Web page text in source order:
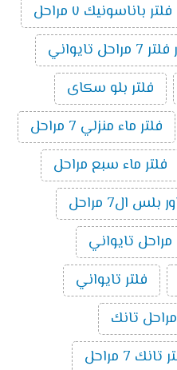
فلتر باناسونيك ٧ مراحل
تايواني
فلتر بلو سكاى
فلتر ماء منزلي 7 مراحل
فلتر ماء سبع مراحل
فلتر تايواني
7 مراحل